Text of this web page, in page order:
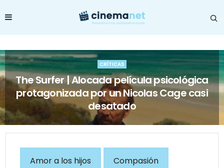
CRÍTICAS
The Surfer | Alocada película psicológica
protagonizada por un Nicolas Cage casi
desatado
Amor a los hijos Compasión